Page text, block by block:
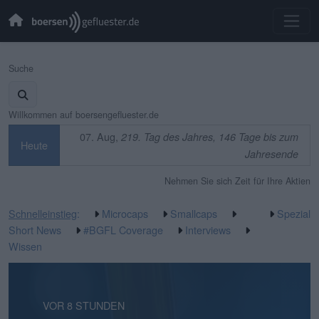
Suche
Willkommen auf boersengefluester.de
Heute
07. Aug, 219. Tag des Jahres, 146 Tage bis zum
Jahresende
Nehmen Sie sich Zeit für Ihre Aktien
Schnelleinstieg: Microcaps
Smallcaps
Short News
#BGFL Coverage
Interviews
Wissen
Spezial
VOR 4 STUNDEN
VOR 8 STUNDEN
VOR 1 TAG
VOR 1 TAG
VOR 2 TAGEN
VOR 3 TAGEN
VOR 4 TAGEN
VOR 4 TAGEN
VOR 1 WOCHE
VOR 1 WOCHE
VOR 2 WOCHEN
VOR 2 WOCHEN
VOR 2 WOCHEN
VOR 2 WOCHEN
VOR 3 WOCHEN